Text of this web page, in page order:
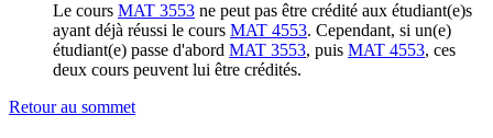
Le cours MAT 3553 ne peut pas être crédité aux étudiant(e)s
ayant déjà réussi le cours MAT 4553. Cependant, si un(e)
étudiant(e) passe d'abord MAT 3553, puis MAT 4553, ces
deux cours peuvent lui être crédités.
Retour au sommet